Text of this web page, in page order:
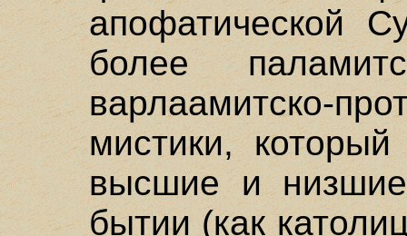
апофатической
более
варлаамитско-
мистики,
высшие и
бытии (как